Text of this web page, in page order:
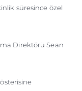
süresince özel
Direktörü Sean